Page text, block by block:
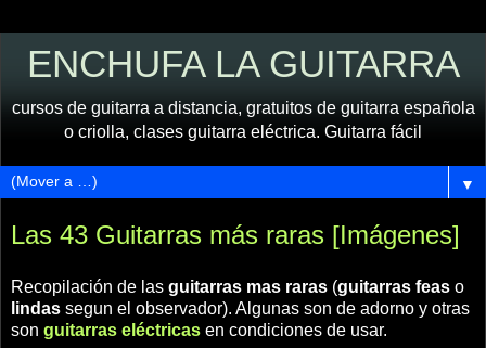
ENCHUFA LA GUITARRA
cursos de guitarra a distancia, gratuitos de guitarra española
o criolla, clases guitarra eléctrica. Guitarra fácil
▼
Las 43 Guitarras más raras [Imágenes]
Recopilación de las guitarras mas raras (guitarras feas o
lindas segun el observador). Algunas son de adorno y otras
son guitarras eléctricas en condiciones de usar.